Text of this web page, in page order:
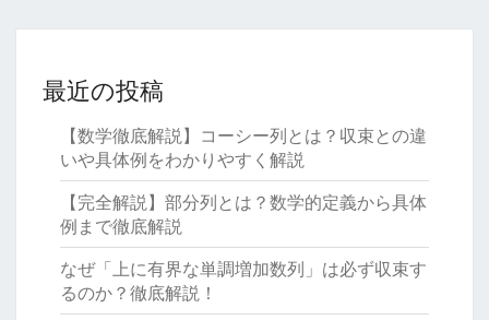
最近の投稿
【数学徹底解説】コーシー列とは？収束との違
いや具体例をわかりやすく解説
【完全解説】部分列とは？数学的定義から具体
例まで徹底解説
なぜ「上に有界な単調増加数列」は必ず収束す
るのか？徹底解説！